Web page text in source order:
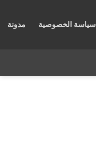
سياسة الخصوصية مدونة